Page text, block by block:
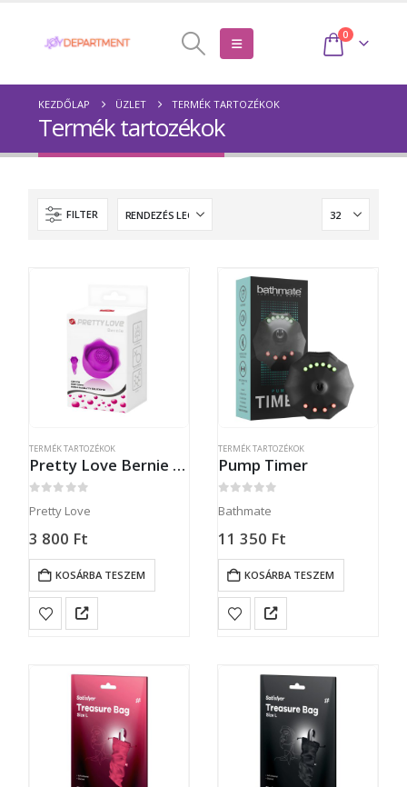
0
KEZDŐLAP ÜZLET TERMÉK TARTOZÉKOK
Termék tartozékok
FILTER
TERMÉK TARTOZÉKOK
Pretty Love Bernie Purple
Pretty Love
3 800 Ft
KOSÁRBA TESZEM
TERMÉK TARTOZÉKOK
Pump Timer
Bathmate
11 350 Ft
KOSÁRBA TESZEM